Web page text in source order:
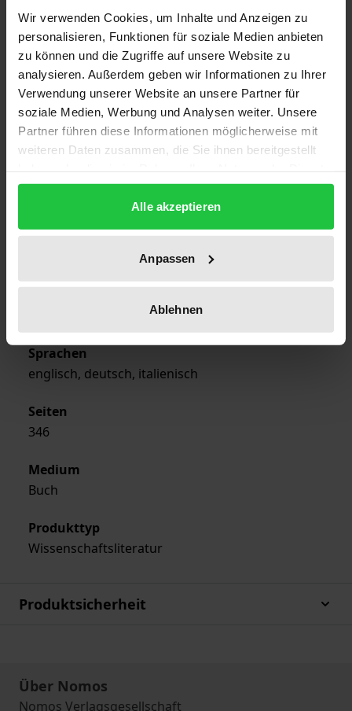
Wir verwenden Cookies, um Inhalte und Anzeigen zu
personalisieren, Funktionen für soziale Medien anbieten
zu können und die Zugriffe auf unsere Website zu
analysieren. Außerdem geben wir Informationen zu Ihrer
Verwendung unserer Website an unsere Partner für
soziale Medien, Werbung und Analysen weiter. Unsere
Partner führen diese Informationen möglicherweise mit
weiteren Daten zusammen, die Sie ihnen bereitgestellt
gesammelt haben.
Alle akzeptieren
Anpassen
Ablehnen
978-3-89665-205-8
Untertitel
Essays in Honour of Thomas M. Robinson
Erscheinungsdatum
30.06.2004
Verlag
Sprachen
englisch, deutsch, italienisch
Seiten
346
Medium
Buch
Produkttyp
Wissenschaftsliteratur
Produktsicherheit
Über Nomos
Nomos Verlagsgesellschaft